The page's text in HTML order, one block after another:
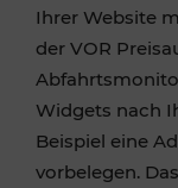
Ihrer Website
der VOR
Widgets nach
Beispiel eine
vorbelegen.